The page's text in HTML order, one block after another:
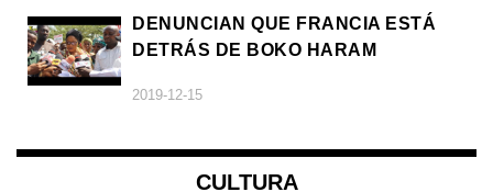
DENUNCIAN QUE FRANCIA ESTÁ
DETRÁS DE BOKO HARAM
2019-12-15
CULTURA